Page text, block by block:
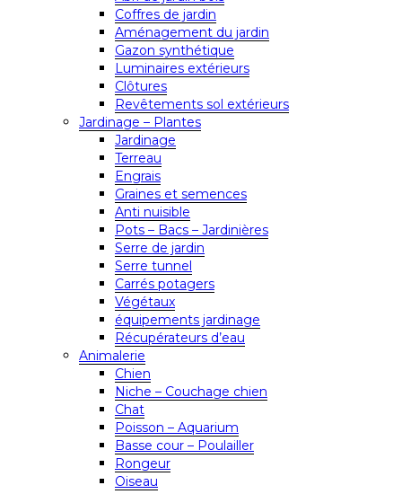
Coffres de jardin
Aménagement du jardin
Gazon synthétique
Luminaires extérieurs
Clôtures
Revêtements sol extérieurs
Jardinage – Plantes
Jardinage
Terreau
Engrais
Graines et semences
Anti nuisible
Pots – Bacs – Jardinières
Serre de jardin
Serre tunnel
Carrés potagers
Végétaux
équipements jardinage
Récupérateurs d’eau
Animalerie
Chien
Niche – Couchage chien
Chat
Poisson – Aquarium
Basse cour – Poulailler
Rongeur
Oiseau